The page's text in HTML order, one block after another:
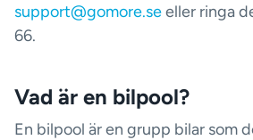
support@gomore.seeller ringa
66.
Vad är en bilpool?
En bilpool är en grupp bilar som